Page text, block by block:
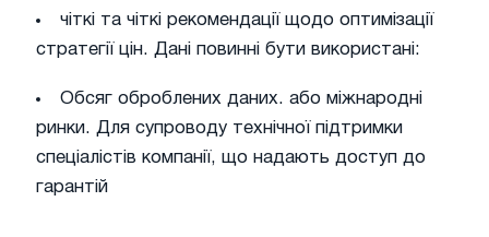
чіткі та чіткі рекомендації щодо оптимізації
стратегії цін. Дані повинні бути використані:
Обсяг оброблених даних. або міжнародні
ринки. Для супроводу технічної підтримки
спеціалістів компанії, що надають доступ до
гарантій